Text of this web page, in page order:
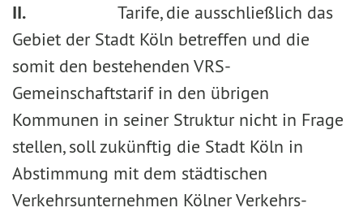
II. Tarife, die ausschließlich das
Gebiet der Stadt Köln betreffen und die
somit den bestehenden VRS-
Gemeinschaftstarif in den übrigen
Kommunen in seiner Struktur nicht in Frage
stellen, soll zukünftig die Stadt Köln in
Abstimmung mit dem städtischen
Verkehrsunternehmen Kölner Verkehrs-